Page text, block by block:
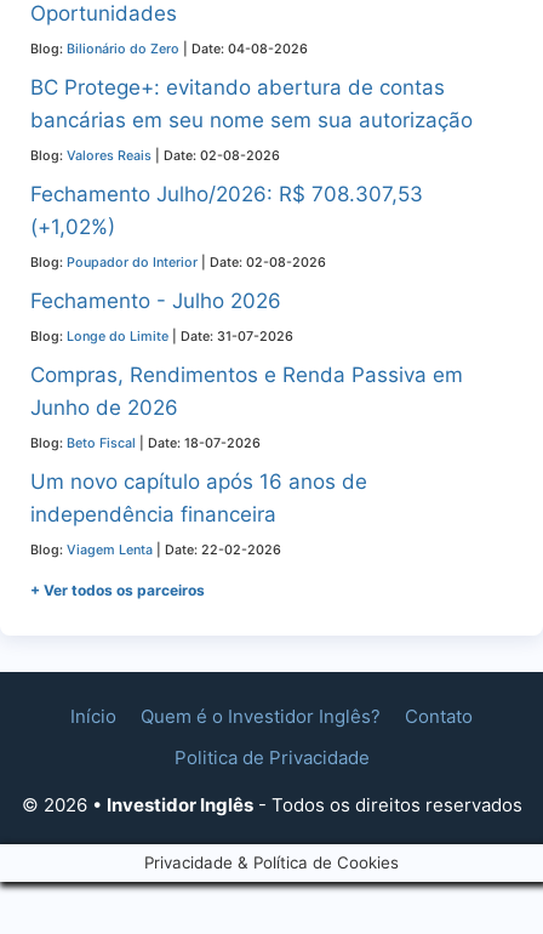
Oportunidades
Blog: Bilionário do Zero Date: 04-08-2026
BC Protege+: evitando abertura de contas
bancárias em seu nome sem sua autorização
Blog: Valores Reais Date: 02-08-2026
Fechamento Julho/2026: R$ 708.307,53
(+1,02%)
Blog: Poupador do Interior Date: 02-08-2026
Fechamento - Julho 2026
Blog: Longe do Limite Date: 31-07-2026
Compras, Rendimentos e Renda Passiva em
Junho de 2026
Blog: Beto Fiscal Date: 18-07-2026
Um novo capítulo após 16 anos de
independência financeira
Blog: Viagem Lenta Date: 22-02-2026
+ Ver todos os parceiros
Início Quem é o Investidor Inglês?
Contato
Politica de Privacidade
© 2026 • Investidor Inglês- Todos os direitos reservados
Privacidade & Política de Cookies